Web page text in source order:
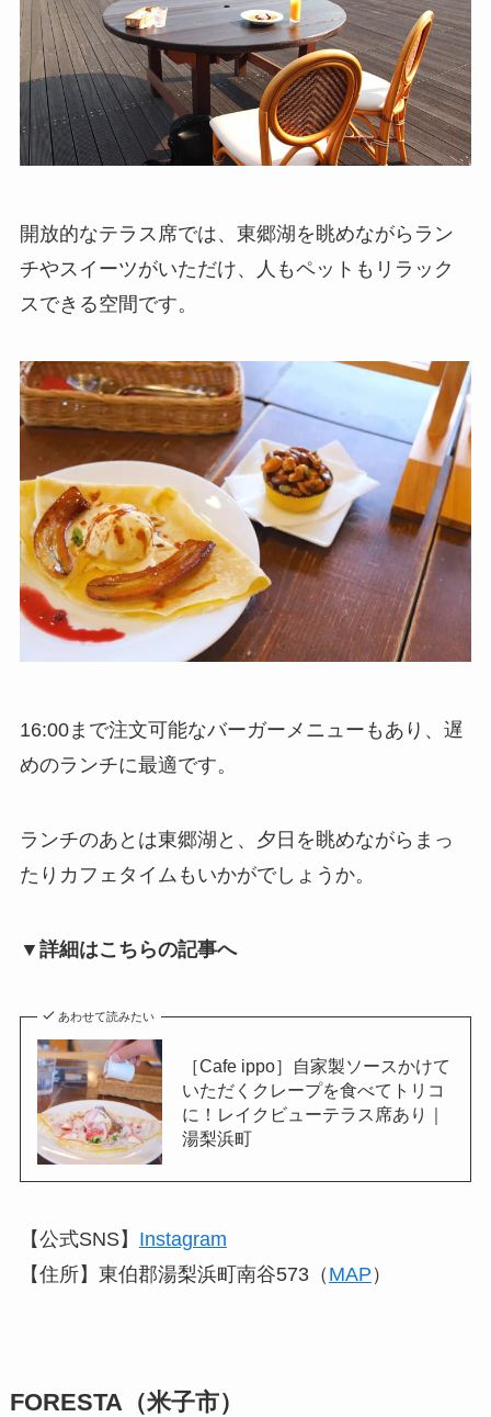
開放的なテラス席では、東郷湖を眺めながらラン
チやスイーツがいただけ、人もペットもリラック
スできる空間です。
16:00まで注文可能なバーガーメニューもあり、遅
めのランチに最適です。
ランチのあとは東郷湖と、夕日を眺めながらまっ
たりカフェタイムもいかがでしょうか。
▼詳細はこちらの記事へ
あわせて読みたい
［Cafe ippo］自家製ソースかけて
いただくクレープを食べてトリコ
に！レイクビューテラス席あり｜
湯梨浜町
【公式SNS】 Instagram
【住所】東伯郡湯梨浜町南谷573（ MAP ）
FORESTA（米子市）